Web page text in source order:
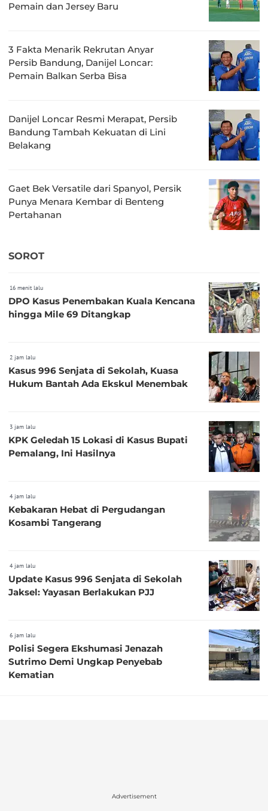
Pemain dan Jersey Baru
3 Fakta Menarik Rekrutan Anyar
Persib Bandung, Danijel Loncar:
Pemain Balkan Serba Bisa
Danijel Loncar Resmi Merapat, Persib
Bandung Tambah Kekuatan di Lini
Belakang
Gaet Bek Versatile dari Spanyol, Persik
Punya Menara Kembar di Benteng
Pertahanan
SOROT
16 menit lalu
DPO Kasus Penembakan Kuala Kencana
hingga Mile 69 Ditangkap
2 jam lalu
Kasus 996 Senjata di Sekolah, Kuasa
Hukum Bantah Ada Ekskul Menembak
3 jam lalu
KPK Geledah 15 Lokasi di Kasus Bupati
Pemalang, Ini Hasilnya
4 jam lalu
Kebakaran Hebat di Pergudangan
Kosambi Tangerang
4 jam lalu
Update Kasus 996 Senjata di Sekolah
Jaksel: Yayasan Berlakukan PJJ
6 jam lalu
Polisi Segera Ekshumasi Jenazah
Sutrimo Demi Ungkap Penyebab
Kematian
Advertisement